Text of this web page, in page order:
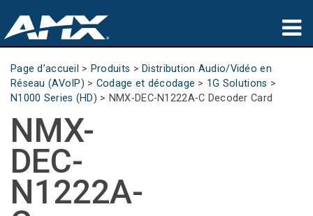
Produits
Applications
Partners
Où acheter
Formation
Page d’accueil > Produits > Distribution Audio/Vidéo en
Réseau (AVoIP) > Codage et décodage > 1G Solutions >
N1000 Series (HD) > NMX-DEC-N1222A-C Decoder Card
NMX-
DEC-
N1222A-